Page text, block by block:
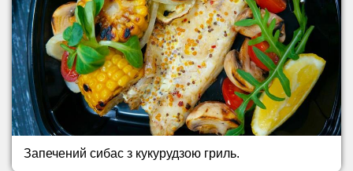
Запечений сибас з кукурудзою гриль.